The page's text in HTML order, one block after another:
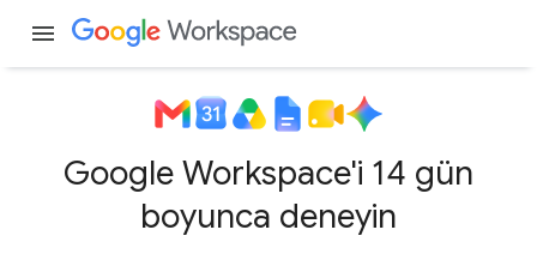
menu
Google Workspace'i 14 gün
boyunca deneyin